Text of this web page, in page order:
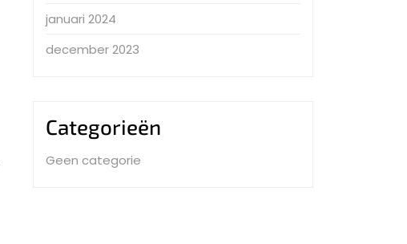
januari 2024
december 2023
Categorieën
Geen categorie